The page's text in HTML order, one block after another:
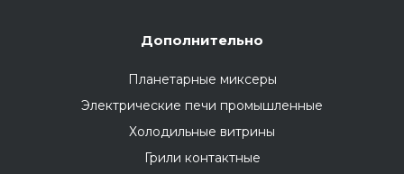
Дополнительно
Планетарные миксеры
Электрические печи промышленные
Холодильные витрины
Грили контактные